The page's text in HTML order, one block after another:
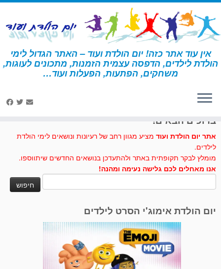
דלג
לתוכן
אין עוד אתר כזה! יום הולדת ועוד – האתר הגדול לימי
הולדת לילדים, הדפסה עצמית הזמנות, מתכונים לעוגות,
משחקים, הפתעות, הפעלות ועוד… דף הבית » גביע גלידה
ברוכים הבאים!
אתר יום הולדת ועוד מציע מגוון רחב של רעיונות ונושאים לימי הולדת
לילדים.
מומלץ לבקר תקופתית באתר ולהתעדכן בנושאים החדשים שיתווספו.
אנו מאחלים לכם גלישה נעימה ומהנה!
יום הולדת אימוג'י הסרט לילדים